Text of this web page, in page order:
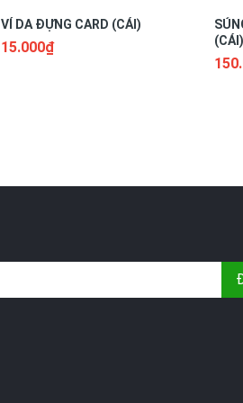
VÍ DA ĐỰNG CARD (CÁI)
15.000₫
(CÁI)